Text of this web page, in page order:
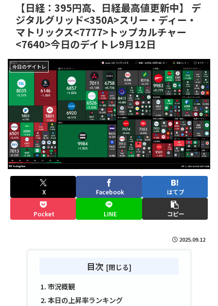
【日経：395円高、日経最高値更新中】 デ
ジタルグリッド<350A>スリー・ディー・
マトリックス<7777>トップカルチャー
<7640>今日のデイトレ9月12日
今日のデイトレ
X Facebook はてブ
Pocket LINE コピー
2025.09.12
目次
市況概観
本日の上昇率ランキング